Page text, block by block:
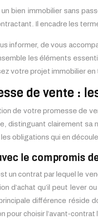
bien immobilier sans
Il encadre les
informer, de vous
les éléments
votre projet immobilier en
de vente :
de votre promesse de
distinguant clairement
obligations qui en
le compromis
un contrat par lequel le
d’achat qu’il peut
différence réside
pour choisir l’avant-